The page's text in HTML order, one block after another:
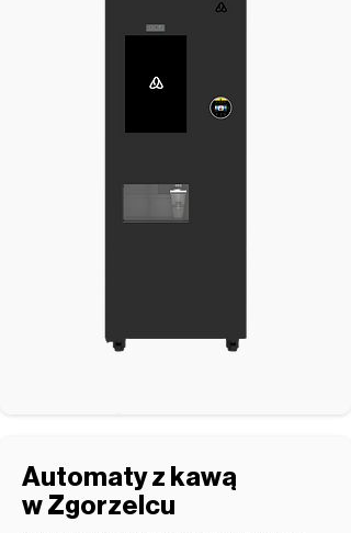
Automaty z kawą
w Zgorzelcu